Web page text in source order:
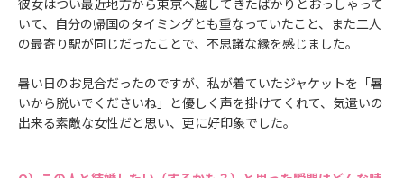
いて、自分の帰国のタイミングとも重なっていたこと、また二人
の最寄り駅が同じだったことで、不思議な縁を感じました。
暑い日のお見合だったのですが、私が着ていたジャケットを「暑
いから脱いでくださいね」と優しく声を掛けてくれて、気遣いの
出来る素敵な女性だと思い、更に好印象でした。